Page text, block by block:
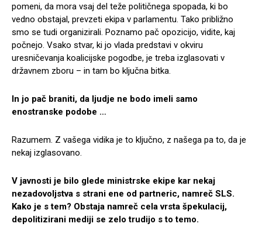
pomeni, da mora vsaj del teže političnega spopada, ki bo
vedno obstajal, prevzeti ekipa v parlamentu. Tako približno
smo se tudi organizirali. Poznamo pač opozicijo, vidite, kaj
počnejo. Vsako stvar, ki jo vlada predstavi v okviru
uresničevanja koalicijske pogodbe, je treba izglasovati v
državnem zboru – in tam bo ključna bitka.
In jo pač braniti, da ljudje ne bodo imeli samo
enostranske podobe …
Razumem. Z vašega vidika je to ključno, z našega pa to, da je
nekaj izglasovano.
V javnosti je bilo glede ministrske ekipe kar nekaj
nezadovoljstva s strani ene od partneric, namreč SLS.
Kako je s tem? Obstaja namreč cela vrsta špekulacij,
depolitizirani mediji se zelo trudijo s to temo.